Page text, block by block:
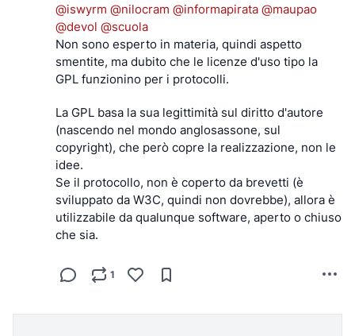
Come previsto, nessun utente di Google ha battuto
ciglio. In effetti, nessuno di loro se n'è accorto. Nel
peggiore dei casi, alcuni dei loro contatti sono
diventati offline. Tutto qui. Ma per la federazione
XMPP è stato come se la maggior parte degli
gli irriducibili fanatici di XMPP, come il vostro
servitore, hanno dovuto creare account Google per
mantenere i contatti con gli amici. Ricordate: per
loro eravamo semplicemente offline. Era colpa
nostra.
Sebbene XMPP esista ancora e sia una comunità
molto attiva, non si è mai ripreso da questo colpo.
Le aspettative troppo alte sull'adozione da parte di
una silenziosa caduta nell'oblio. XMPP è diventato
gruppo sono diventate di moda (Slack, Discord), la
semplicemente nella mia bolla del club dei nerd,
come dice il post
Così quello che mi pareva uno tsunami era un
sassolino nella
pozzanghera!
Ciao!
C.
@iswyrm @nilocram @informapirata @maupao
@devol @scuola
Non sono esperto in materia, quindi aspetto
smentite, ma dubito che le licenze d'uso tipo la
GPL funzionino per i protocolli.
La GPL basa la sua legittimità sul diritto d'autore
(nascendo nel mondo anglosassone, sul
copyright), che però copre la realizzazione, non le
idee.
Se il protocollo, non è coperto da brevetti (è
sviluppato da W3C, quindi non dovrebbe), allora è
utilizzabile da qualunque software, aperto o chiuso
che sia.
1